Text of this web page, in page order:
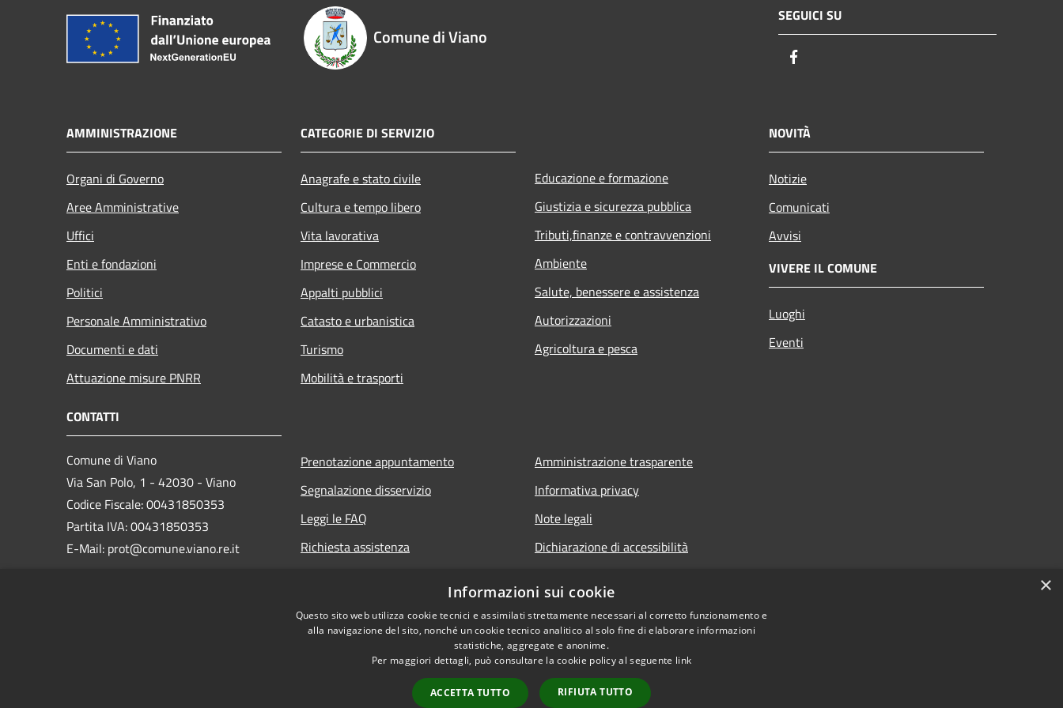
Comune di Viano
SEGUICI SU
AMMINISTRAZIONE
Organi di Governo
Aree Amministrative
Uffici
Enti e fondazioni
Politici
Personale Amministrativo
Documenti e dati
Attuazione misure PNRR
CATEGORIE DI SERVIZIO
Anagrafe e stato civile
Cultura e tempo libero
Vita lavorativa
Imprese e Commercio
Appalti pubblici
Catasto e urbanistica
Turismo
Mobilità e trasporti
Educazione e formazione
Giustizia e sicurezza pubblica
Tributi,finanze e contravvenzioni
Ambiente
Salute, benessere e assistenza
Autorizzazioni
Agricoltura e pesca
NOVITÀ
Notizie
Comunicati
Avvisi
VIVERE IL COMUNE
Luoghi
Eventi
CONTATTI
Comune di Viano
Via San Polo, 1 - 42030 - Viano
Codice Fiscale: 00431850353
Partita IVA: 00431850353
E-Mail: prot@comune.viano.re.it
Prenotazione appuntamento
Segnalazione disservizio
Leggi le FAQ
Richiesta assistenza
Amministrazione trasparente
Informativa privacy
Note legali
Dichiarazione di accessibilità
Copyright © 2026 • Comune di Viano • Powered by
×
Informazioni sui cookie
Questo sito web utilizza cookie tecnici e assimilati strettamente necessari al corretto funzionamento e
alla navigazione del sito, nonché un cookie tecnico analitico al solo fine di elaborare informazioni
statistiche, aggregate e anonime.
Per maggiori dettagli, può consultare la cookie policy al seguente link
ACCETTA TUTTO RIFIUTA TUTTO